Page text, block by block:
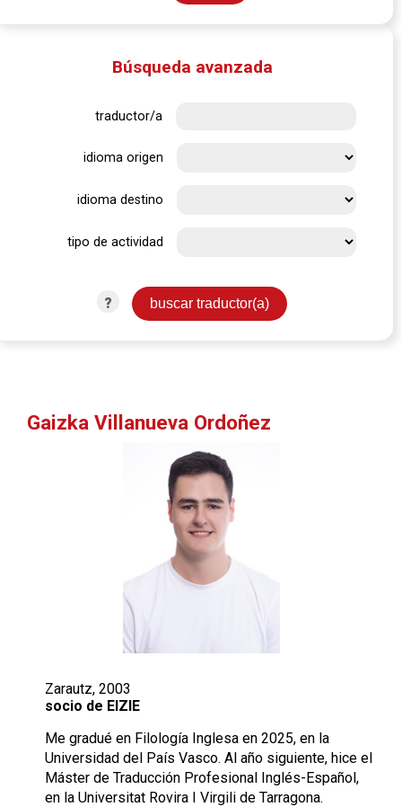
Búsqueda avanzada
traductor/a
idioma origen
idioma destino
tipo de actividad
?
Gaizka Villanueva Ordoñez
Zarautz, 2003
socio de EIZIE
Me gradué en Filología Inglesa en 2025, en la
Universidad del País Vasco. Al año siguiente, hice el
Máster de Traducción Profesional Inglés-Español,
en la Universitat Rovira I Virgili de Tarragona.